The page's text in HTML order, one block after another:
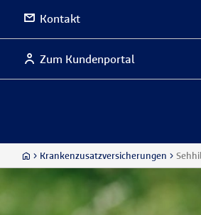
Kontakt
Zum Kundenportal
Krankenzusatzversicherungen